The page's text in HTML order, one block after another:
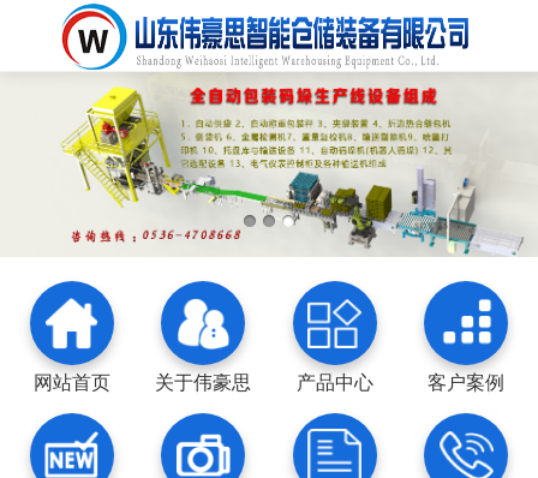
网站首页 关于伟豪思 产品中心 客户案例